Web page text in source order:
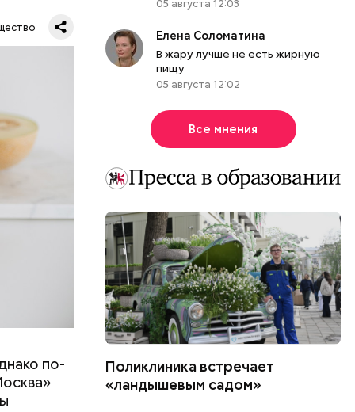
по-
05 августа 12:03
Елена Соломатина
В жару лучше не есть жирную
пищу
05 августа 12:02
Все мнения
Поликлиника встречает
«ландышевым садом»